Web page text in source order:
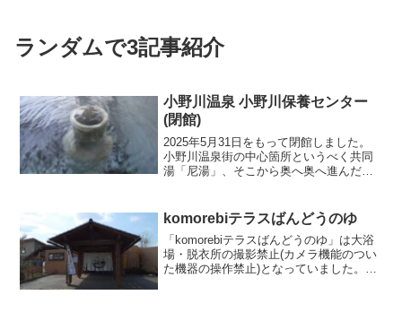
ランダムで3記事紹介
小野川温泉 小野川保養センター
(閉館)
2025年5月31日をもって閉館しました。
小野川温泉街の中心箇所というべく共同
湯「尼湯」、そこから奥へ奥へ進んだ先
で宿泊は二食付きで5000円だそう。実は
立ち寄りを試み...
komorebiテラスばんどうのゆ
「komorebiテラスばんどうのゆ」は大浴
場・脱衣所の撮影禁止(カメラ機能のつい
た機器の操作禁止)となっていました。以